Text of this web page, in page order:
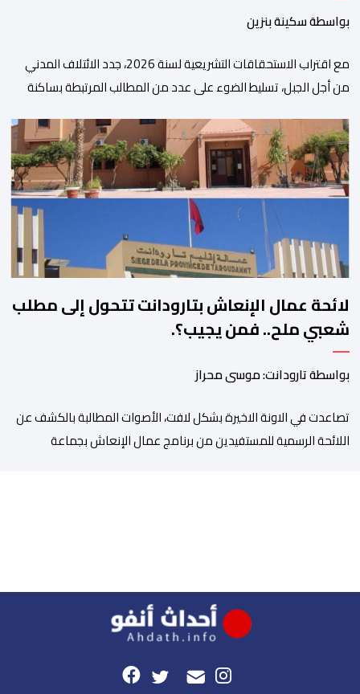
بواسطة سكينة بنزين
مع اقتراب الاستحقاقات التشريعية لسنة 2026، جدد الائتلاف المدني
من أجل الجبل، تسليط الضوء على عدد من المطالب المرتبطة بساكنة
فيها الأحزاب السياسية، إلى ادراج 10 التزامات ضمن برامجها الانتخابية
المنتظرة، في إطار تعاقد سياسي مع المناطق الجبلية والانتقال من
الوعود الانتخابية إلى التزامات عملية […]
لائحة عمال الإنعاش بتارودانت تتحول إلى مطلب
شعبي ملح.. فمن يجيب؟.
بواسطة تارودانت: موسى محراز
تصاعدت في الاونة الاخيرة بشكل لافت، الأصوات المطالبة بالكشف عن
اللائحة الرسمية للمستفيدين من برنامج عمال الإنعاش بجماعة